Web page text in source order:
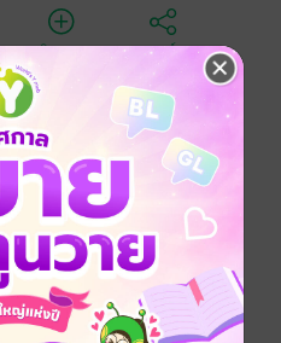
ติดตาม แชร์
รรณกรรมเชิงจินตนาการ-
สานเข้ากับพลังแห่งศรัทธา
ศาสตร์การพยากรณ์ ผ่าน
ไทย/กัมพูชา เป็นบทสำรวจ
นด ให้ต้องรับกรรมเข้า"เต๊ม
มื่อมีหมุดหมายชี้ทางลิขิตไว้
นการได้เรียนรู้โหราศาสตร์
ทางไปใช้ได้ในชีวิตประจำ